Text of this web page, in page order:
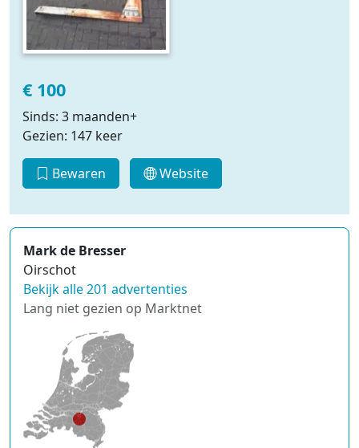
€ 100
Sinds: 3 maanden+
Gezien: 147 keer
Bewaren Website
Mark de Bresser
Oirschot
Bekijk alle 201 advertenties
Lang niet gezien op Marktnet